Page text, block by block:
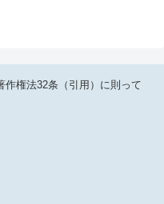
権法32条（引用）に則って